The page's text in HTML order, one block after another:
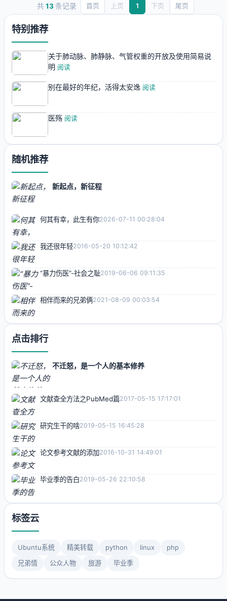
共 13条记录 首页 上页 1 下页 尾页
特别推荐
关于肺动脉、肺静脉、气管权重的开放及使用简易说
明 阅读
别在最好的年纪，活得太安逸 阅读
医殇 阅读
随机推荐
新起点，新征程
何其有幸，此生有你2026-07-11 00:28:04
我还很年轻2016-05-20 10:12:42
“暴力伤医”-社会之耻2019-06-06 09:11:35
相伴而来的兄弟俩2021-08-09 00:03:54
点击排行
不迁怒，是一个人的基本修养
文献查全方法之PubMed篇2017-05-15 17:17:01
研究生干的啥2019-05-15 16:45:28
论文参考文献的添加2016-10-31 14:49:01
毕业季的告白2019-05-26 22:10:58
标签云
Ubuntu系统 精美转载 python linux
php
兄弟情
公众人物 旅游 毕业季